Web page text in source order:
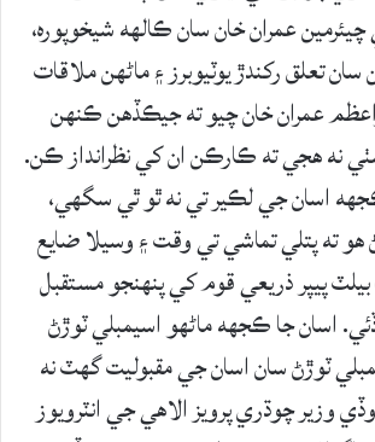
عمران خان سان ڪالهه شيخوپوره،
تعلق رکندڙ يوٽيوبرز ۽ ماڻهن ملاقات
عمران خان چيو ته جيڪڏهن ڪنهن
نه هجي ته ڪارڪن ان کي نظرانداز ڪن.
اسان جي لڪير تي نه ٿو ٿي سگهي،
ته پتلي تماشي تي وقت ۽ وسيلا ضايع
پيپر ذريعي قوم کي پنهنجو مستقبل
اسان جا ڪجهه ماڻهو اسيمبلي ٽوڙڻ
ٽوڙڻ سان اسان جي مقبوليت گهٽ نه
وزير چوڌري پرويز الاهي جي انٽرويوز